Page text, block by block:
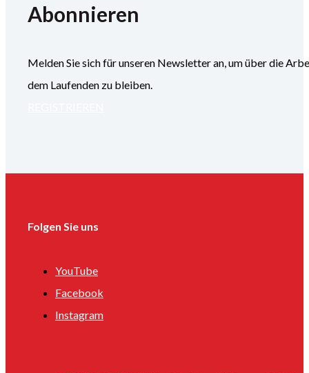
Abonnieren
Melden Sie sich für unseren Newsletter an, um über die
dem Laufenden zu bleiben.
Folgen Sie uns
YouTube
Facebook
Instagram